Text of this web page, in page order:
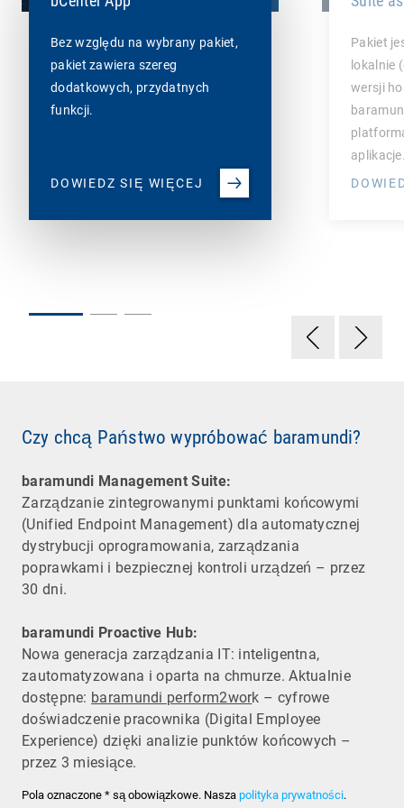
Bez względu na wybrany pakiet,
pakiet zawiera szereg
dodatkowych, przydatnych
funkcji.
DOWIEDZ SIĘ WIĘCEJ
Pakiet
lokalnie
wersji
Czy chcą Państwo wypróbować baramundi?
baramundi Management Suite:
Zarządzanie zintegrowanymi punktami końcowymi
(Unified Endpoint Management) dla automatycznej
dystrybucji oprogramowania, zarządzania
poprawkami i bezpiecznej kontroli urządzeń – przez
30 dni.
baramundi Proactive Hub:
Nowa generacja zarządzania IT: inteligentna,
zautomatyzowana i oparta na chmurze. Aktualnie
dostępne: baramundi perform2work – cyfrowe
doświadczenie pracownika (Digital Employee
Experience) dzięki analizie punktów końcowych –
przez 3 miesiące.
Pola oznaczone * są obowiązkowe. Nasza polityka prywatności.